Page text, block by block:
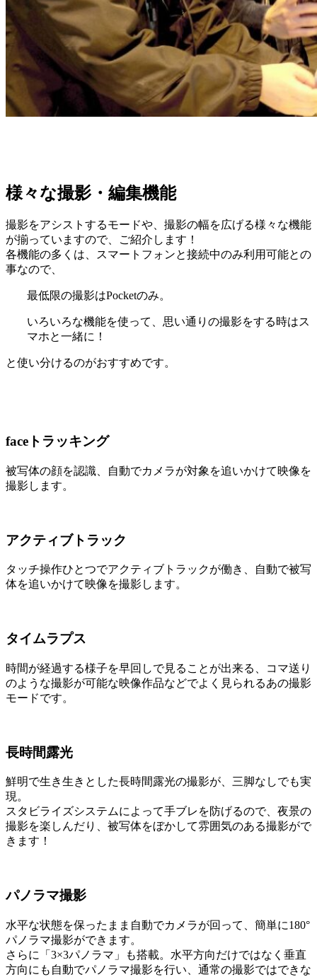
様々な撮影・編集機能
撮影をアシストするモードや、撮影の幅を広げる様々な機能
が揃っていますので、ご紹介します！
各機能の多くは、スマートフォンと接続中のみ利用可能との
事なので、
最低限の撮影はPocketのみ。
いろいろな機能を使って、思い通りの撮影をする時はス
マホと一緒に！
と使い分けるのがおすすめです。
faceトラッキング
被写体の顔を認識、自動でカメラが対象を追いかけて映像を
撮影します。
アクティブトラック
タッチ操作ひとつでアクティブトラックが働き、自動で被写
体を追いかけて映像を撮影します。
タイムラプス
時間が経過する様子を早回しで見ることが出来る、コマ送り
のような撮影が可能な映像作品などでよく見られるあの撮影
モードです。
長時間露光
鮮明で生き生きとした長時間露光の撮影が、三脚なしでも実
現。
スタビライズシステムによって手ブレを防げるので、夜景の
撮影を楽しんだり、被写体をぼかして雰囲気のある撮影がで
きます！
パノラマ撮影
水平な状態を保ったまま自動でカメラが回って、 簡単に180°
パノラマ撮影ができます。
さらに「3×3パノラマ」も搭載。水平方向だけではなく垂直
方向にも自動でパノラマ撮影を行い、通常の撮影ではできな